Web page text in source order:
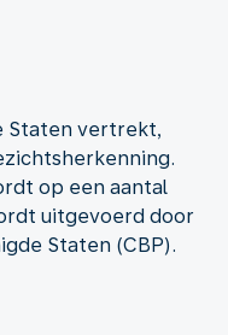
Staten vertrekt,
op een aantal
uitgevoerd door
Staten (CBP).